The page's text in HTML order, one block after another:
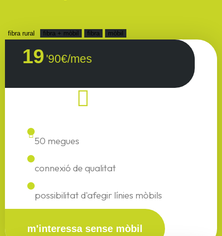
fibra rural fibra + mòbil fibra mòbil
19 '90€/mes
50 megues
connexió de qualitat
possibilitat d'afegir línies mòbils
m'interessa sense mòbil